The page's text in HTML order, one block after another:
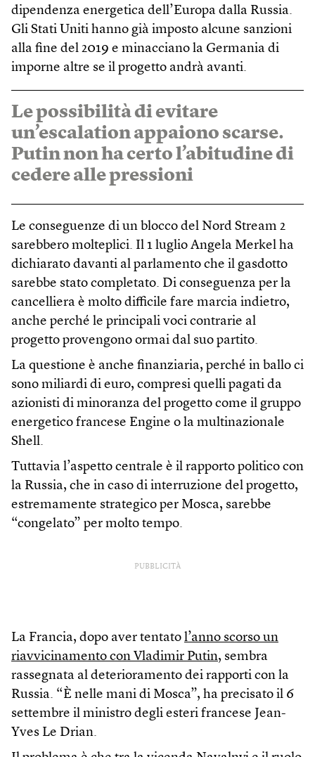
dipendenza energetica dell’Europa dalla Russia.
Gli Stati Uniti hanno già imposto alcune sanzioni
alla fine del 2019 e minacciano la Germania di
imporne altre se il progetto andrà avanti.
Le possibilità di evitare
un’escalation appaiono scarse.
Putin non ha certo l’abitudine di
cedere alle pressioni
Le conseguenze di un blocco del Nord Stream 2
sarebbero molteplici. Il 1 luglio Angela Merkel ha
dichiarato davanti al parlamento che il gasdotto
sarebbe stato completato. Di conseguenza per la
cancelliera è molto difficile fare marcia indietro,
anche perché le principali voci contrarie al
progetto provengono ormai dal suo partito.
La questione è anche finanziaria, perché in ballo ci
sono miliardi di euro, compresi quelli pagati da
azionisti di minoranza del progetto come il gruppo
energetico francese Engine o la multinazionale
Shell.
Tuttavia l’aspetto centrale è il rapporto politico con
la Russia, che in caso di interruzione del progetto,
estremamente strategico per Mosca, sarebbe
“congelato” per molto tempo.
PUBBLICITÀ
La Francia, dopo aver tentato l’anno scorso un
riavvicinamento con Vladimir Putin, sembra
rassegnata al deterioramento dei rapporti con la
Russia. “È nelle mani di Mosca”, ha precisato il 6
settembre il ministro degli esteri francese Jean-
Yves Le Drian.